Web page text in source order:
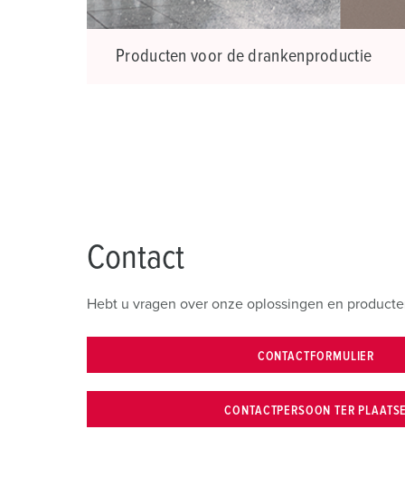
a
h
l
Producten voor de drankenproductie
Contact
Hebt u vragen over onze oplossingen en
CONTACTFORMULIER
CONTACTPERSOON TER PLAATSE